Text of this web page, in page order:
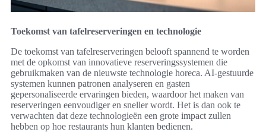
Toekomst van tafelreserveringen en technologie
De toekomst van tafelreserveringen belooft spannend te worden
met de opkomst van innovatieve reserveringssystemen die
gebruikmaken van de nieuwste technologie horeca. AI-gestuurde
systemen kunnen patronen analyseren en gasten
gepersonaliseerde ervaringen bieden, waardoor het maken van
reserveringen eenvoudiger en sneller wordt. Het is dan ook te
verwachten dat deze technologieën een grote impact zullen
hebben op hoe restaurants hun klanten bedienen.